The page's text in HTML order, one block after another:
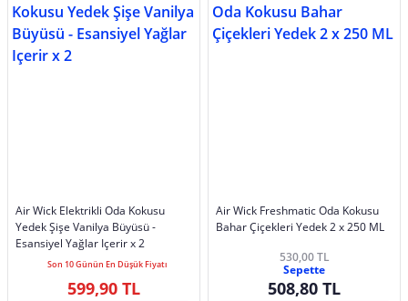
Air Wick Elektrikli Oda Kokusu
Yedek Şişe Vanilya Büyüsü -
Esansiyel Yağlar Içerir x 2
Son 10 Günün En Düşük Fiyatı
599,90 TL
Air Wick Freshmatic Oda Kokusu
Bahar Çiçekleri Yedek 2 x 250 ML
530,00 TL
Sepette
508,80 TL